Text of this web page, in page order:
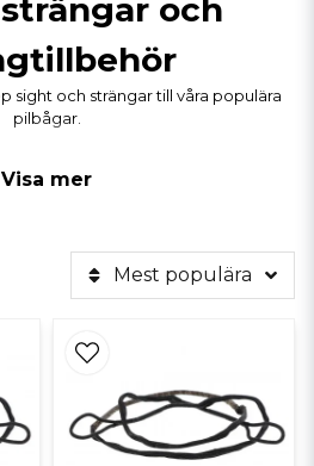
och
sight och strängar till våra populära
pilbågar.
Visa mer
Mest populära